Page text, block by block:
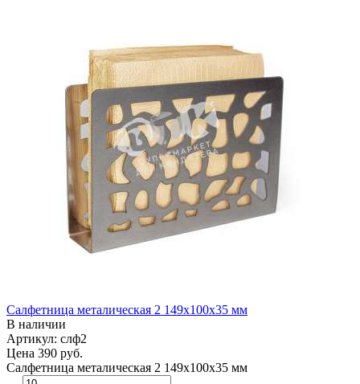
Салфетница металическая 2 149х100х35 мм
В наличии
Артикул: слф2
Цена 390 руб.
Салфетница металическая 2 149х100х35 мм